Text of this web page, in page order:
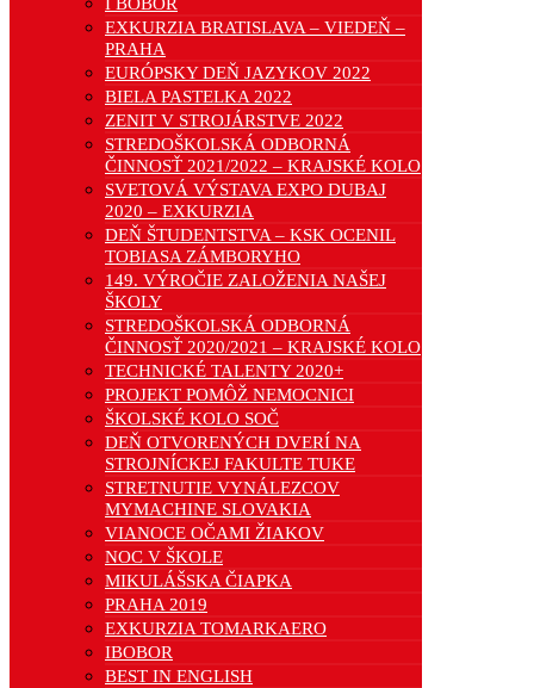
I BOBOR
EXKURZIA BRATISLAVA – VIEDEŇ –
PRAHA
EURÓPSKY DEŇ JAZYKOV 2022
BIELA PASTELKA 2022
ZENIT V STROJÁRSTVE 2022
STREDOŠKOLSKÁ ODBORNÁ
ČINNOSŤ 2021/2022 – KRAJSKÉ KOLO
SVETOVÁ VÝSTAVA EXPO DUBAJ
2020 – EXKURZIA
DEŇ ŠTUDENTSTVA – KSK OCENIL
TOBIASA ZÁMBORYHO
149. VÝROČIE ZALOŽENIA NAŠEJ
ŠKOLY
STREDOŠKOLSKÁ ODBORNÁ
ČINNOSŤ 2020/2021 – KRAJSKÉ KOLO
TECHNICKÉ TALENTY 2020+
PROJEKT POMÔŽ NEMOCNICI
ŠKOLSKÉ KOLO SOČ
DEŇ OTVORENÝCH DVERÍ NA
STROJNÍCKEJ FAKULTE TUKE
STRETNUTIE VYNÁLEZCOV
MYMACHINE SLOVAKIA
VIANOCE OČAMI ŽIAKOV
NOC V ŠKOLE
MIKULÁŠSKA ČIAPKA
PRAHA 2019
EXKURZIA TOMARKAERO
IBOBOR
BEST IN ENGLISH